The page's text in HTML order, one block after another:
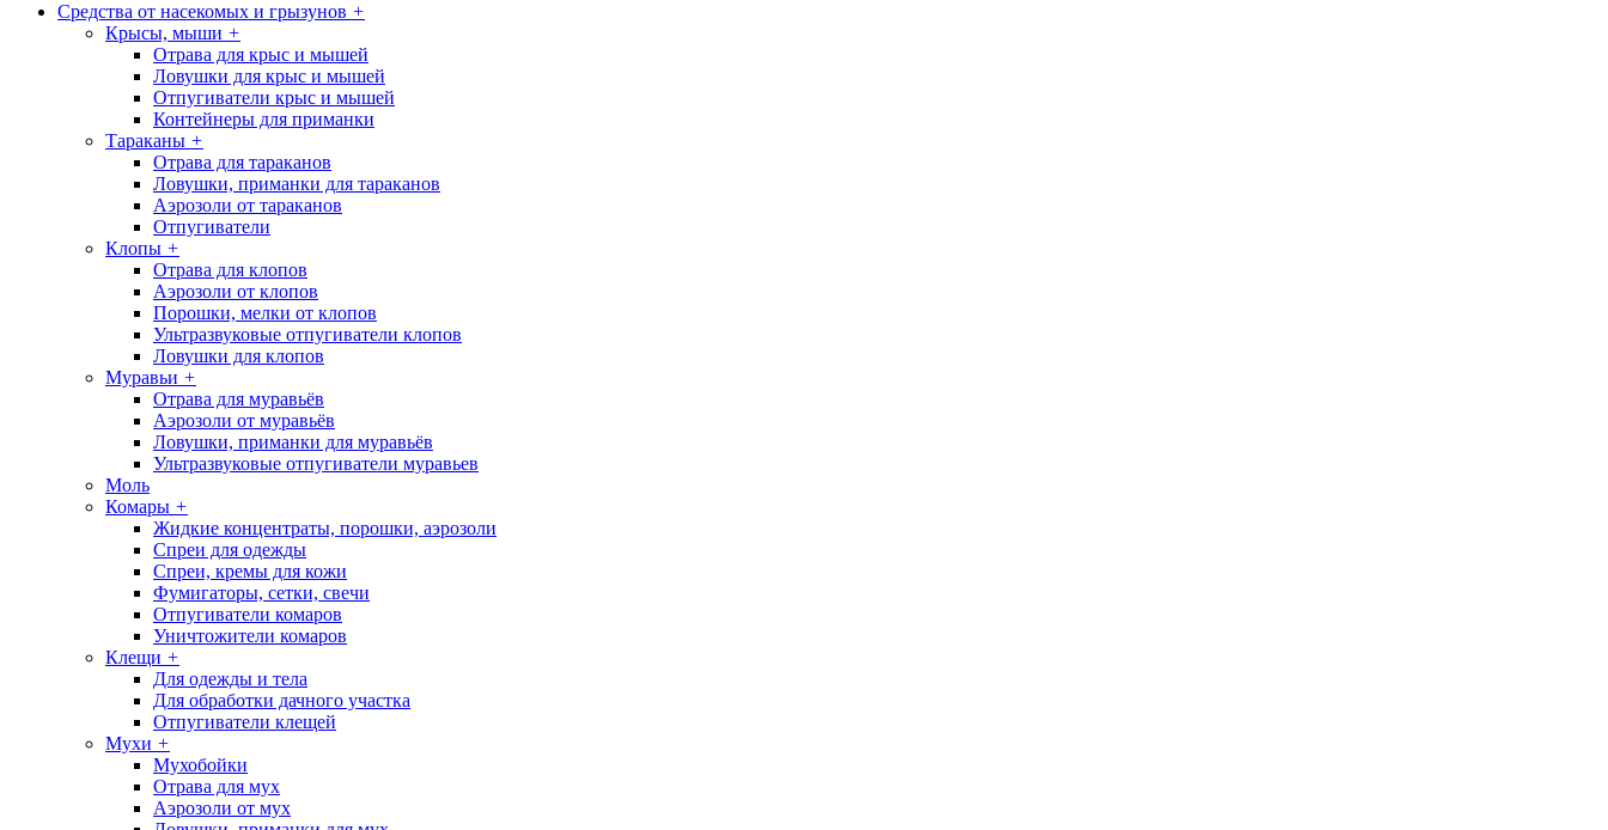
Cредства от насекомых и грызунов +
Крысы, мыши +
Отрава для крыс и мышей
Ловушки для крыс и мышей
Отпугиватели крыс и мышей
Контейнеры для приманки
Тараканы +
Отрава для тараканов
Ловушки, приманки для тараканов
Аэрозоли от тараканов
Отпугиватели
Клопы +
Отрава для клопов
Аэрозоли от клопов
Порошки, мелки от клопов
Ультразвуковые отпугиватели клопов
Ловушки для клопов
Муравьи +
Отрава для муравьёв
Аэрозоли от муравьёв
Ловушки, приманки для муравьёв
Ультразвуковые отпугиватели муравьев
Моль
Комары +
Жидкие концентраты, порошки, аэрозоли
Спреи для одежды
Спреи, кремы для кожи
Фумигаторы, сетки, свечи
Отпугиватели комаров
Уничтожители комаров
Клещи +
Для одежды и тела
Для обработки дачного участка
Отпугиватели клещей
Мухи +
Мухобойки
Отрава для мух
Аэрозоли от мух